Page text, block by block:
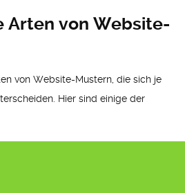
Arten von Website-
von Website-Mustern, die sich je
Hier sind einige der